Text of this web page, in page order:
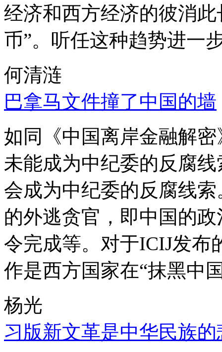
经济和西方经济的彼消
币”。听任这种趋势进一
何清涟
巴拿马文件撞了中国的墙
如同《中国离岸金融解
未能成为中纪委的反腐
会成为中纪委的反腐线
的外逃贪官，即中国的
令完成等。对于ICIJ发布
作是西方国家在“抹黑中
杨光
习版新文革是中华民族的